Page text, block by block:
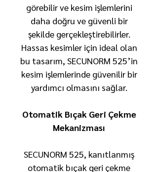
görebilir ve kesim işlemlerini
daha doğru ve güvenli bir
şekilde gerçekleştirebilirler.
Hassas kesimler için ideal olan
bu tasarım, SECUNORM 525’in
kesim işlemlerinde güvenilir bir
yardımcı olmasını sağlar.
Otomatik Bıçak Geri Çekme
Mekanizması
SECUNORM 525, kanıtlanmış
otomatik bıçak geri çekme